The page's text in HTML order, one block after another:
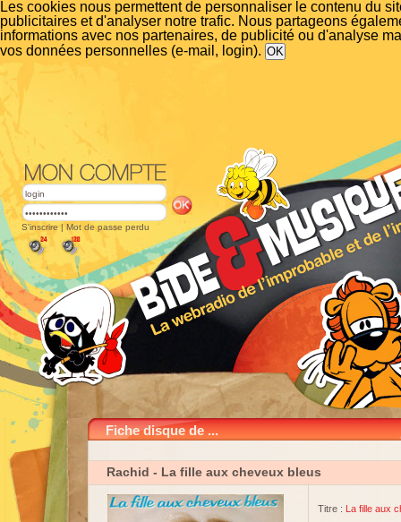
Les cookies nous permettent de personnaliser le contenu du
publicitaires et d'analyser notre trafic. Nous partageons
informations avec nos partenaires, de publicité ou d'analyse
vos données personnelles (e-mail, login).
S'inscrire | Mot de passe perdu
Fiche disque de ...
Rachid - La fille aux cheveux bleus
Titre : La fille aux